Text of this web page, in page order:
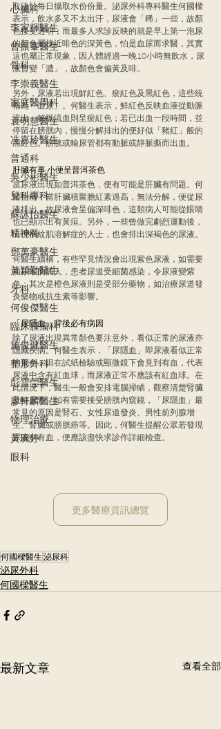
心臟科
李家輝醫生
曾振峯醫生
骨科
李崇義醫生
家庭醫學科
袁明慧醫生
冼嘉玲醫生
普通科
吳少彬醫生
兒科專科
蘇詠怡醫生
精神科
鄧萬豪醫生
黃穎勤醫生
牙科
何俊傑醫生
臨床腫瘤科
施俊健醫生
整形外科
彭雪瑩醫生
廖軒麟醫生
物理治療
黃琬婷
眼科
取決於每日攝取水份份量。泌尿外科專科醫生何國樑
表示，飲水多又不太出汗，尿液會「稀」一些，故顏
色接受透明；而最多人求診反映的就是早上第一泡尿
的顏色屬接近啡色的深黃色，怕是血尿而求醫，其實
這也屬正常現象，因人體經過一晚10小時無飲水，尿
液會變「濃」，故顏色會偏黃及啡。
另外，尿液若出現鮮紅色、瘀紅色及黑紅色，這些統
稱為「血尿」。何醫生表示，鮮紅色反映血液從動脈
流出、靜脈流血則呈瘀紅色；若已出血一段時間，並
停留在膀胱內，慢慢分解排出的便好似「豬紅」般的
黑紅色。膀胱或輸尿管都有動脈或靜脈撕而出血。
肝臟有事 小便呈普洱茶色
當尿液出現如普洱茶色，便有可能是肝臟有問題。何
醫生稱，當肝臟積聚膽紅素過高，無法分解，便從尿
液排出，故尿液會呈偏深啡色，這類病人可能從眼睛
也已顯示出有黃疸。另外，一些曾做完劇烈運動後，
出現橫紋肌溶解症的人士，也會排出深褐色的尿液。
何醫生續稱，有些罕見情況會出現紫色尿液，如需要
插尿喉的病人，患者尿道受細菌感染，令尿液變紫
色；其次是橙色尿液則是受部分藥物，如治療尿道發
炎藥物或抗生素等影響。
「尿隱血」背後必有病因
除了尿液出現異常顏色要注意外，看似正常的尿液亦
隱藏疾病。何醫生表示，「尿隱血」即尿液看似正常
的黃色，但在試紙檢驗或顯微鏡下會見到有血，代表
尿液中含有紅血球，而尿液正常不應該有紅血球。在
此情況下，醫生一般會安排電腦掃瞄，觀察清楚腎臟
及輸尿管，如有需要接受膀胱內窺鏡，「尿隱血」最
常見的原因是腎石、女性尿道發炎、男性前列腺增
生、腎臟或膀胱癌等。因此，何醫生提醒公眾若發現
尿液中有血，便應該盡快求診作詳細檢查。
更多醫療資訊總覽
何國樑醫生 泌尿科
泌尿外科
何國樑醫生
最新文章 查看全部